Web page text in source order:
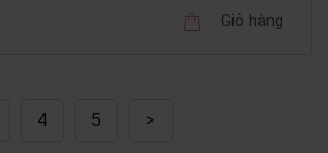
Giỏ hàng
4 5 >